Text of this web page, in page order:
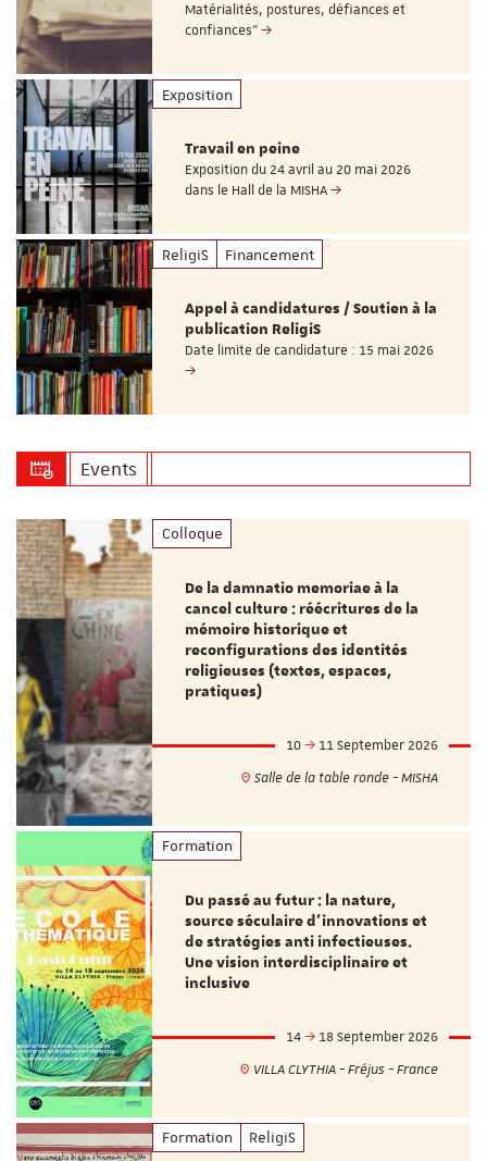
Matérialités, postures, défiances et
confiances"
Exposition
Travail en peine
Exposition du 24 avril au 20 mai 2026
dans le Hall de la MISHA
ReligiS Financement
Appel à candidatures / Soutien à la
publication ReligiS
Date limite de candidature : 15 mai 2026
Events
Colloque
De la damnatio memoriae à la
cancel culture : réécritures de la
mémoire historique et
reconfigurations des identités
religieuses (textes, espaces,
pratiques)
10
11 September 2026
Salle de la table ronde - MISHA
Formation
Du passé au futur : la nature,
source séculaire d’innovations et
de stratégies anti infectieuses.
Une vision interdisciplinaire et
inclusive
14
18 September 2026
VILLA CLYTHIA - Fréjus - France
Formation ReligiS